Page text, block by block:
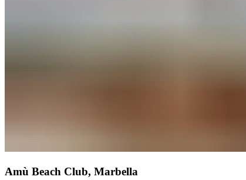
Amù Beach Club, Marbella​​​​‌ ‍ ​‍​‍‌‍ ‌ ​‍‌‍‍‌‌‍‌ ‌‍‍‌‌‍ ‍​‍​‍​ ‍‍​‍​‍‌ ​ ‌‍​‌‌‍ ‍‌‍‍‌‌ ‌​‌ ‍‌​‍ ‍‌‍‍‌‌‍ ​‍​‍​‍ ​​‍​‍‌‍‍​‌ ​‍‌‍‌‌‌‍‌‍​‍​‍​ ‍‍​‍​‍‌‍‍​‌ ‌​‌ ‌​‌ ​​‌ ​ ​ ‍‍​‍ ​‍ ‌‍ ​​‍ ‌‌‍​‌‌‍ ‍‌‍‌​​‍ ‌‌ ​‍​‍ ‌‌‍‍​‌‍ ‌ ‌​‌‍‌‌‌‍ ​‌ ​ ​‍ ‌‌ ​ ‌ ‌​‌ ‌‌‌‍‌​‌‍‍‌‌‍ ​‍ ‍‌ ‌‍‌‍‌‌‌ ​‍‌‍​ ‌‍‌‌‌‍ ​​‍ ‍‌‍​‌‌ ​​‌ ​​​‍ ‌‍‍‌‌‍ ‍‌ ‌​‌‍‌‌‌‍ ‍‌ ‌​​‍ ‌‍‌‌‌‍‌​‌‍‍‌‌ ‌​​‍ ‌‍ ‌‌‍ ‌‍‌​‌‍‌‌​ ‌‌ ​​‌ ​‍‌‍‌‌‌ ​ ‌‍‌‌‌‍ ‍‌ ‌​‌‍​‌‌ ‌​‌‍‍‌‌‍ ‌‍ ‍​ ‍ ‌‍‍‌‌‍‌​​ ‌​ ‍‌‌‍​‍​ ‌ ​ ​​​ ‍​‌‍‌‍​ ‍‌​ ​​​‍ ‌‌‍‌‌‌‍‌‌‌‍​‌​ ‌‍​‍ ‌​ ‌​​ ‌‌​ ‍‌‌‍​‌​‍ ‌​ ‍‌​ ​ ​ ‌​‌‍​ ​‍ ‌‌‍‌‌‌‍‌‍‌‍​‌‌‍​‌​ ​​​ ‌‌​ ‍‌​ ​ ​ ‌​​ ​​​ ​ ‌‍‌‍​ ‍ ‌ ‌​‌ ‍‌‌ ​​‌‍‌‌​ ‌‌‍‍​‌‍ ‌ ‌​‌‍‌‌‌‍ ​‌‌​ ‌‍‍‌‌ ‌​‌‍‌‌‌​‍​‌‍ ‌‍ ‌‌‍‌‌‌‌​​‌‍​‌‌‍‌ ‌‍‌‌​ ‍ ‌ ​​‌‍​‌‌ ‌​‌‍‍​​ ‌‌ ​​‌‍​‌‌‍‌ ‌‍‌‌‌​​‍‌ ‌‌‌‍‍‌‌‍ ​‌‍‌​‌‍‌‌‌ ​‍​‍‌‌​ ‌‌‌​​‍‌‌ ‌‍‍ ‌‍‌‌‌ ‍‌​‍‌‌​ ​ ‌​‌​​‍‌‌​ ​ ‌​‌​​‍‌‌​ ​‍​ ​‍​ ‌ ​ ​​‌‍‌‍‌‍​‌​ ​‌​ ​ ​ ‌‍‌‍​‌​ ‌‌​ ​‍‌‍‌‌​ ​​​‍‌‌​ ​‍​ ​‍​‍‌‌​ ‌‌‌​‌​​‍ ‍‌‍​ ‌‍ ‌‍ ‍‌ ‌​‌‍‌‌‌‍ ‍‌ ‌​​‍‌‌​ ‌‌‌​​‍‌‌ ‌‍‍ ‌‍‌‌‌ ‍‌​‍‌‌​ ​ ‌​‌​​‍‌‌​ ​ ‌​‌​​‍‌‌​ ​‍​ ​‍​ ​‍​ ​​‌‍‌​‌‍​‍​ ‌‍​ ‌​​ ‌​‌‍​‍​ ‍‌​ ‌ ​ ​‍​ ​‍​‍‌‌​ ​‍​ ​‍​‍‌‌​ ‌‌‌​‌​​‍ ‍‌ ‌​‌‍‍‌‌ ‌​‌‍ ​‌‍‌‌​ ‌‍​‍‌‍​‌‌ ​ ‌‍‌‌‌‌‌‌‌ ​‍‌‍ ​​ ‌‌‍‍​‌ ‌​‌ ‌​‌ ​​‌ ​ ​‍‌‌​ ​ ‌​​‌​‍‌‌​ ​‍‌​‌‍​‍‌‌​ ​‍‌​‌‍‌‍ ​​‍ ‌‌‍​‌‌‍ ‍‌‍‌​​‍ ‌‌ ​‍​‍ ‌‌‍‍​‌‍ ‌ ‌​‌‍‌‌‌‍ ​‌ ​ ​‍ ‌‌ ​ ‌ ‌​‌ ‌‌‌‍‌​‌‍‍‌‌‍ ​‍ ‍‌ ‌‍‌‍‌‌‌ ​‍‌‍​ ‌‍‌‌‌‍ ​​‍ ‍‌‍​‌‌ ​​‌ ​​​‍‌‍‌‍‍‌‌‍‌​​ ‌​ ‍‌‌‍​‍​ ‌ ​ ​​​ ‍​‌‍‌‍​ ‍‌​ ​​​‍ ‌‌‍‌‌‌‍‌‌‌‍​‌​ ‌‍​‍ ‌​ ‌​​ ‌‌​ ‍‌‌‍​‌​‍ ‌​ ‍‌​ ​ ​ ‌​‌‍​ ​‍ ‌‌‍‌‌‌‍‌‍‌‍​‌‌‍​‌​ ​​​ ‌‌​ ‍‌​ ​ ​ ‌​​ ​​​ ​ ‌‍‌‍​‍‌‍‌ ‌​‌ ‍‌‌ ​​‌‍‌‌​ ‌‌‍‍​‌‍ ‌ ‌​‌‍‌‌‌‍ ​‌‌​ ‌‍‍‌‌ ‌​‌‍‌‌‌​‍​‌‍ ‌‍ ‌‌‍‌‌‌‌​​‌‍​‌‌‍‌ ‌‍‌‌​‍‌‍‌ ​​‌‍​‌‌ ‌​‌‍‍​​ ‌‌ ​​‌‍​‌‌‍‌ ‌‍‌‌‌​​‍‌ ‌‌‌‍‍‌‌‍ ​‌‍‌​‌‍‌‌‌ ​‍​‍‌‌​ ‌‌‌​​‍‌‌ ‌‍‍ ‌‍‌‌‌ ‍‌​‍‌‌​ ​ ‌​‌​​‍‌‌​ ​ ‌​‌​​‍‌‌​ ​‍​ ​‍​ ‌ ​ ​​‌‍‌‍‌‍​‌​ ​‌​ ​ ​ ‌‍‌‍​‌​ ‌‌​ ​‍‌‍‌‌​ ​​​‍‌‌​ ​‍​ ​‍​‍‌‌​ ‌‌‌​‌​​‍ ‍‌‍​ ‌‍ ‌‍ ‍‌ ‌​‌‍‌‌‌‍ ‍‌ ‌​​‍‌‌​ ‌‌‌​​‍‌‌ ‌‍‍ ‌‍‌‌‌ ‍‌​‍‌‌​ ​ ‌​‌​​‍‌‌​ ​ ‌​‌​​‍‌‌​ ​‍​ ​‍​ ​‍​ ​​‌‍‌​‌‍​‍​ ‌‍​ ‌​​ ‌​‌‍​‍​ ‍‌​ ‌ ​ ​‍​ ​‍​‍‌‌​ ​‍​ ​‍​‍‌‌​ ‌‌‌​‌​​‍ ‍‌ ‌​‌‍‍‌‌ ‌​‌‍ ​‌‍‌‌​‍‌‍‌ ​​‌‍‌‌‌ ​‍‌ ​ ‌ ​​‌‍‌‌‌‍​ ‌ ‌​‌‍‍‌‌ ‌‍‌‍‌‌​ ‌‌ ​​‌ ‌‌‌‍​‍‌‍ ​‌‍‍‌‌ ​ ‌‍‍​‌‍‌‌‌‍‌​​‍​‍‌ ‌